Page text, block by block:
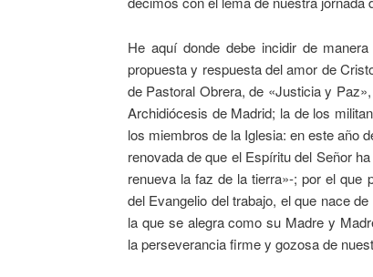
He aquí donde debe incidir de
propuesta y respuesta del amor de
de Pastoral Obrera, de «Justicia y
Archidiócesis de Madrid; la de los
los miembros de la Iglesia: en este año
renovada de que el Espíritu del Señor
renueva la faz de la tierra»-; por el
del Evangelio del trabajo, el que nace
la que se alegra como su Madre y
la perseverancia firme y gozosa de